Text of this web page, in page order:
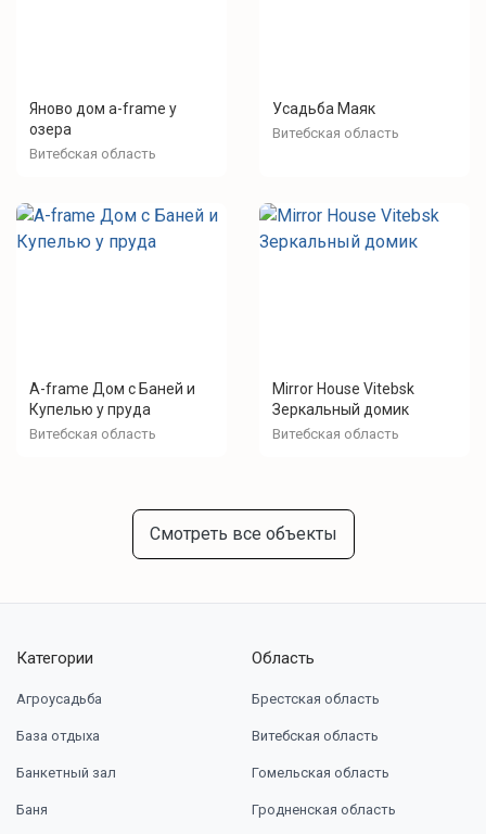
Яново дом а-frame у
озера
Витебская область
Усадьба Маяк
Витебская область
A-frame Дом с Баней и
Купелью у пруда
Витебская область
Mirror House Vitebsk
Зеркальный домик
Витебская область
Смотреть все объекты
Категории
Агроусадьба
База отдыха
Банкетный зал
Баня
Область
Брестская область
Витебская область
Гомельская область
Гродненская область